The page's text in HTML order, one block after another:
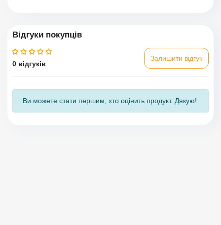
Відгуки покупців
0 відгуків
Залишити відгук
Ви можете стати першим, хто оцінить продукт. Дякую!